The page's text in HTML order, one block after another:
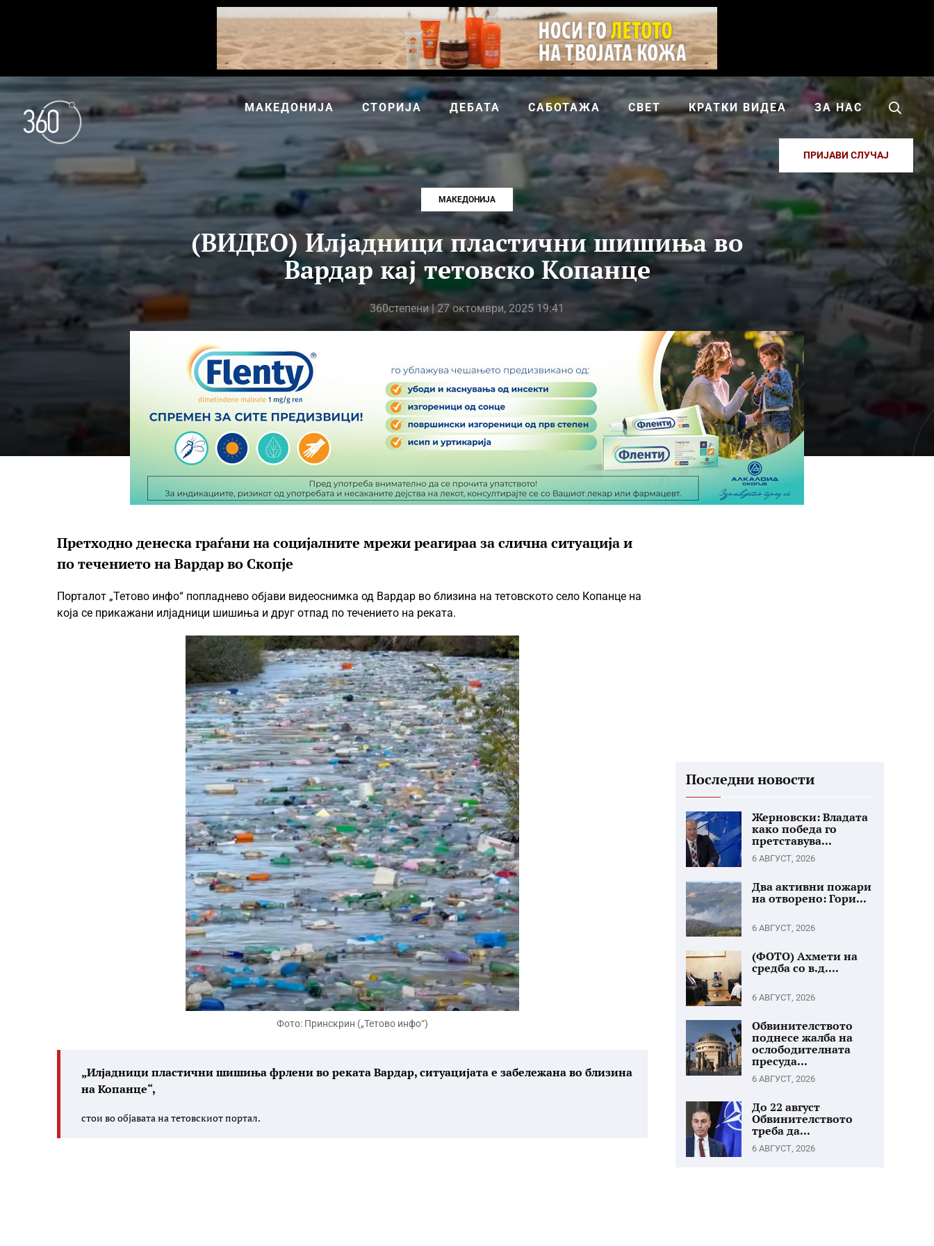
МАКЕДОНИЈА СТОРИЈА ДЕБАТА САБОТАЖА СВЕТ КРАТКИ ВИДЕА ЗА НАС
ПРИЈАВИ СЛУЧАЈ
МАКЕДОНИЈА
(ВИДЕО) Илјадници пластични шишиња во
Вардар кај тетовско Копанце
360степени| 27 октомври, 2025 19:41
Претходно денеска граѓани на социјалните мрежи реагираа за слична ситуација и
по течението на Вардар во Скопје
Порталот „Тетово инфо“ попладнево објави видеоснимка од Вардар во близина на тетовското село Копанце на
која се прикажани илјадници шишиња и друг отпад по течението на реката.
Фото: Принскрин („Тетово инфо“)
„Илјадници пластични шишиња фрлени во реката Вардар, ситуацијата е забележана во близина
на Копанце“,
стои во објавата на тетовскиот портал.
Последни новости
Жерновски: Владата
како победа го
претставува...
6 АВГУСТ, 2026
Два активни пожари
на отворено: Гори...
6 АВГУСТ, 2026
(ФОТО) Ахмети на
средба со в.д....
6 АВГУСТ, 2026
Обвинителството
поднесе жалба на
ослободителната
пресуда...
6 АВГУСТ, 2026
До 22 август
Обвинителството
треба да...
6 АВГУСТ, 2026